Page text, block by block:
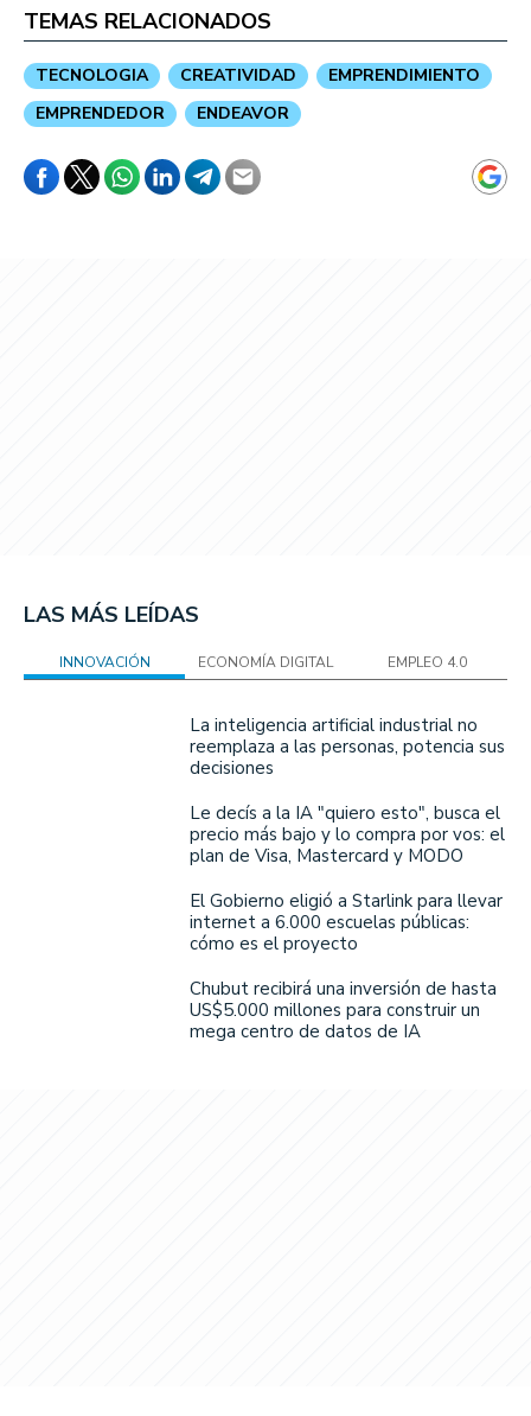
TEMAS RELACIONADOS
TECNOLOGIA CREATIVIDAD
EMPRENDIMIENTO
EMPRENDEDOR
ENDEAVOR
LAS MÁS LEÍDAS
INNOVACIÓN ECONOMÍA DIGITAL EMPLEO 4.0
La inteligencia artificial industrial no
reemplaza a las personas, potencia sus
decisiones
Le decís a la IA "quiero esto", busca el
precio más bajo y lo compra por vos: el
plan de Visa, Mastercard y MODO
El Gobierno eligió a Starlink para llevar
internet a 6.000 escuelas públicas:
cómo es el proyecto
Chubut recibirá una inversión de hasta
US$5.000 millones para construir un
mega centro de datos de IA